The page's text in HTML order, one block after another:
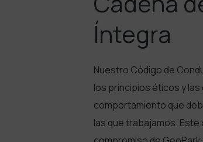
Íntegra
Nuestro Código de
los principios éticos y
comportamiento que
las que trabajamos.